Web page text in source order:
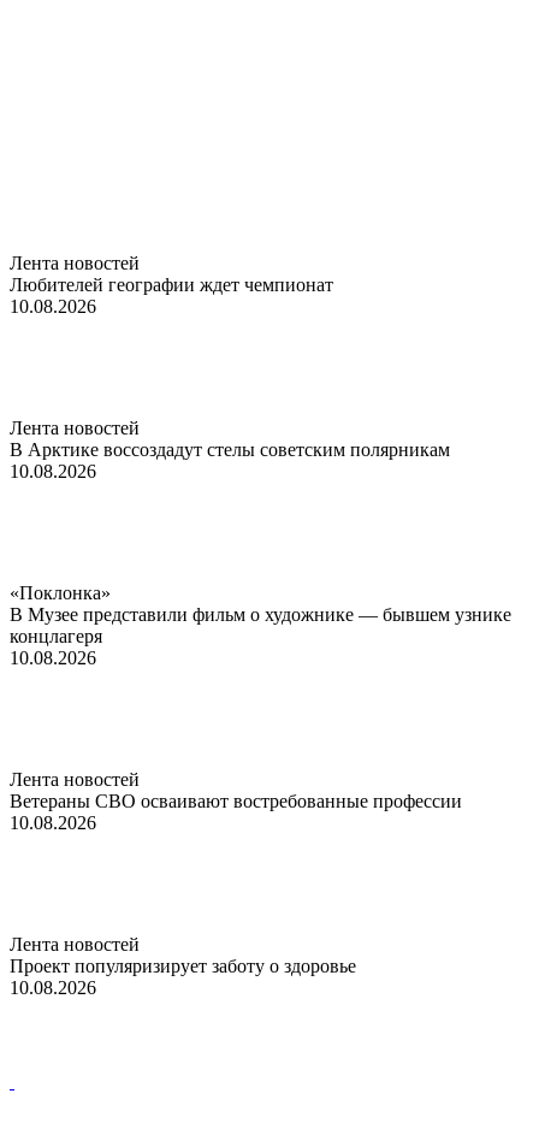
Лента новостей
Любителей географии ждет чемпионат
10.08.2026
Лента новостей
В Арктике воссоздадут стелы советским полярникам
10.08.2026
«Поклонка»
В Музее представили фильм о художнике — бывшем узнике
концлагеря
10.08.2026
Лента новостей
Ветераны СВО осваивают востребованные профессии
10.08.2026
Лента новостей
Проект популяризирует заботу о здоровье
10.08.2026